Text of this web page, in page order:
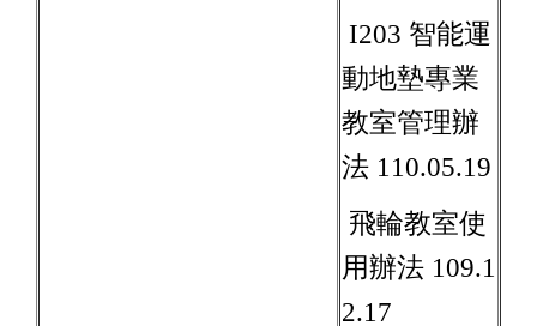
I203 智能運
動地墊專業
教室管理辦
法 110.05.19
飛輪教室使
用辦法 109.1
2.17